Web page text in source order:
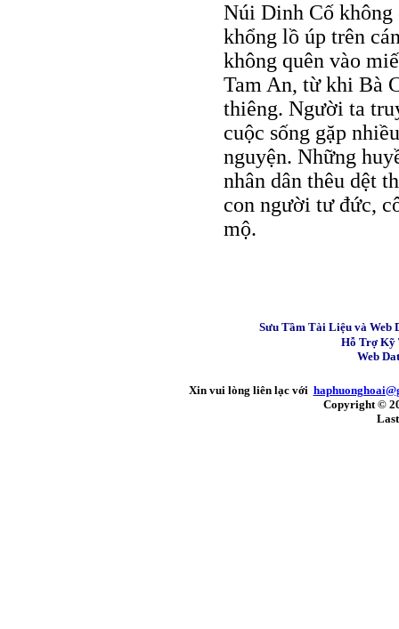
Núi Dinh Cố không
khổng lồ úp trên
không quên vào
Tam An, từ khi Bà
thiêng. Người ta
cuộc sống gặp
nguyện. Những
nhân dân thêu dệt
con người tư đức,
mộ.
Sưu Tầm Tài Liệu và Web
Hỗ Trợ Kỹ
Web
Xin vui lòng liên lạc với
Copyright ©